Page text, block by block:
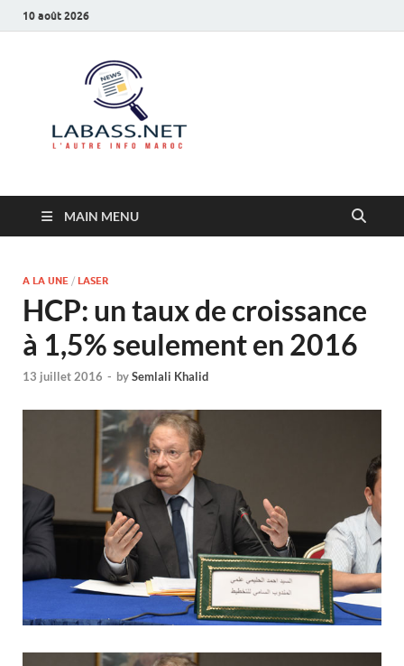
10 août 2026
MAIN MENU
A LA UNE / LASER
HCP: un taux de croissance
à 1,5% seulement en 2016
13 juillet 2016 - bySemlali Khalid